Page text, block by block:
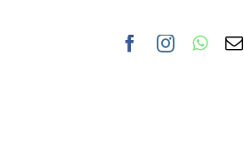
Nuestra clínica